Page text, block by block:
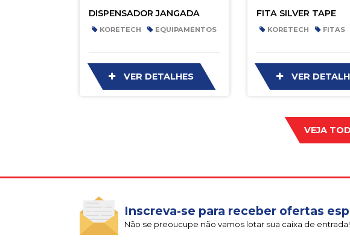
DISPENSADOR JANGADA
KORETECH EQUIPAMENTOS
VER DETALHES
FITA SILVER TAPE
KORETECH FITAS
VER
VEJA
Inscreva-se para receber ofertas
Não se preoucupe não vamos lotar sua caixa de entrada!